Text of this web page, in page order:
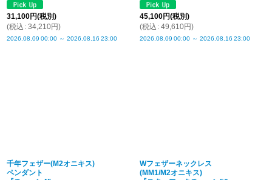
31,100円(税別)
(税込 : 34,210円)
2026.08.09 00:00 ～ 2026.08.16 23:00
45,100円(税別)
(税込 : 49,610円)
2026.08.09 00:00 ～ 2026.08.16 23:00
千年フェザー(M2オニキス)
ペンダント
Wフェザーネックレス
(MM1/M2オニキス)